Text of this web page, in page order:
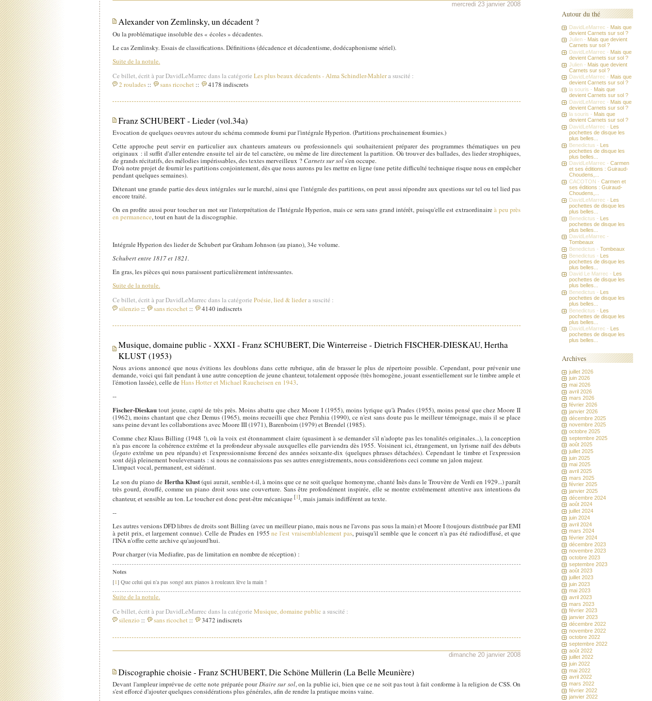
mercredi 23 janvier 2008
Alexander von Zemlinsky, un décadent ?
Ou la problématique insoluble des « écoles » décadentes.
Le cas Zemlinsky. Essais de classifications. Définitions (décadence et décadentisme, dodécaphonisme sériel).
Suite de la notule.
Ce billet, écrit à par DavidLeMarrec dans la catégorieLes plus beaux décadents-Alma Schindler-Mahlera suscité :
2 roulades :: sans ricochet :: 4178 indiscrets
Franz SCHUBERT - Lieder (vol.34a)
Evocation de quelques oeuvres autour du schéma commode fourni par l'intégrale Hyperion. (Partitions prochainement fournies.)
Cette approche peut servir en particulier aux chanteurs amateurs ou professionnels qui souhaiteraient préparer des programmes thématiques un peu
originaux : il suffit d'aller entendre ensuite tel air de tel caractère, ou même de lire directement la partition. Où trouver des ballades, des lieder strophiques,
de grands récitatifs, des mélodies impérissables, des textes merveilleux ? Carnets sur sols'en occupe.
D'où notre projet de fournir les partitions conjointement, dès que nous aurons pu les mettre en ligne (une petite difficulté technique risque nous en empêcher
pendant quelques semaines).
Détenant une grande partie des deux intégrales sur le marché, ainsi que l'intégrale des partitions, on peut aussi répondre aux questions sur tel ou tel lied pas
encore traité.
On en profite aussi pour toucher un mot sur l'interprétation de l'Intégrale Hyperion, mais ce sera sans grand intérêt, puisqu'elle est extraordinaireà peu près
en permanence, tout en haut de la discographie.
Intégrale Hyperion des lieder de Schubert par Graham Johnson (au piano), 34e volume.
Schubert entre 1817 et 1821.
En gras, les pièces qui nous paraissent particulièrement intéressantes.
Suite de la notule.
Ce billet, écrit à par DavidLeMarrec dans la catégoriePoésie, lied & liedera suscité :
silenzio :: sans ricochet :: 4140 indiscrets
Musique, domaine public - XXXI - Franz SCHUBERT, Die Winterreise - Dietrich FISCHER-DIESKAU, Hertha
KLUST (1953)
Nous avions annoncé que nous évitions les doublons dans cette rubrique, afin de brasser le plus de répertoire possible. Cependant, pour prévenir une
demande, voici qui fait pendant à une autre conception de jeune chanteur, totalement opposée (très homogène, jouant essentiellement sur le timbre ample et
l'émotion lassée), celle deHans Hotter et Michael Raucheisen en 1943.
--
Fischer-Dieskau tout jeune, capté de très près. Moins abattu que chez Moore I (1955), moins lyrique qu'à Prades (1955), moins pensé que chez Moore II
(1962), moins chantant que chez Demus (1965), moins recueilli que chez Perahia (1990), ce n'est sans doute pas le meilleur témoignage, mais il se place
sans peine devant les collaborations avec Moore III (1971), Barenboim (1979) et Brendel (1985).
Comme chez Klaus Billing (1948 !), où la voix est étonnamment claire (quasiment à se demander s'il n'adopte pas les tonalités originales...), la conception
n'a pas encore la cohérence extrême et la profondeur abyssale auxquelles elle parviendra dès 1955. Voisinent ici, étrangement, un lyrisme naïf des débuts
(legato extrême un peu répandu) et l'expressionnisme forcené des années soixante-dix (quelques phrases détachées). Cependant le timbre et l'expression
sont déjà pleinement bouleversants : si nous ne connaissions pas ses autres enregistrements, nous considèrerions ceci comme un jalon majeur.
L'impact vocal, permanent, est sidérant.
Le son du piano de Hertha Klust(qui aurait, semble-t-il, à moins que ce ne soit quelque homonyme, chanté Inès dans le Trouvère de Verdi en 1929...) paraît
très gourd, étouffé, comme un piano droit sous une couverture. Sans être profondément inspirée, elle se montre extrêmement attentive aux intentions du
chanteur, et sensible au ton. Le toucher est donc peut-être mécanique [ 1], mais jamais indifférent au texte.
--
Les autres versions DFD libres de droits sont Billing (avec un meilleur piano, mais nous ne l'avons pas sous la main) et Moore I (toujours distribuée par EMI
à petit prix, et largement connue). Celle de Prades en 1955ne l'est vraisemblablement pas, puisqu'il semble que le concert n'a pas été radiodiffusé, et que
l'INA n'offre cette archive qu'aujourd'hui.
Pour charger (via Mediafire, pas de limitation en nombre de réception) :
Notes
[1] Que celui qui n'a pas songé aux pianos à rouleaux lève la main !
Suite de la notule.
Ce billet, écrit à par DavidLeMarrec dans la catégorieMusique, domaine public a suscité :
silenzio :: sans ricochet :: 3472 indiscrets
dimanche 20 janvier 2008
Discographie choisie - Franz SCHUBERT, Die Schöne Müllerin (La Belle Meunière)
Devant l'ampleur imprévue de cette note préparée pourDiaire sur sol, on la publie ici, bien que ce ne soit pas tout à fait conforme à la religion de CSS. On
s'est efforcé d'ajouter quelques considérations plus générales, afin de rendre la pratique moins vaine.
Autour du thé
DavidLeMarrec - Mais que
devient Carnets sur sol ?
Julien - Mais que devient
Carnets sur sol ?
DavidLeMarrec - Mais que
devient Carnets sur sol ?
Julien - Mais que devient
Carnets sur sol ?
DavidLeMarrec - Mais que
devient Carnets sur sol ?
la souris - Mais que
devient Carnets sur sol ?
DavidLeMarrec - Mais que
devient Carnets sur sol ?
la souris - Mais que
devient Carnets sur sol ?
DavidLeMarrec - Les
pochettes de disque les
plus belles...
Benedictus - Les
pochettes de disque les
plus belles...
DavidLeMarrec -Carmen
et ses éditions : Guiraud-
Choudens,...
CACOTON -Carmen et
ses éditions : Guiraud-
Choudens,...
DavidLeMarrec - Les
pochettes de disque les
plus belles...
Benedictus - Les
pochettes de disque les
plus belles...
DavidLeMarrec -
Tombeaux
Benedictus -Tombeaux
Benedictus - Les
pochettes de disque les
plus belles...
David Le Marrec -
Les
pochettes de disque les
plus belles...
Benedictus - Les
pochettes de disque les
plus belles...
Benedictus - Les
pochettes de disque les
plus belles...
DavidLeMarrec -
Les
pochettes de disque les
plus belles...
Archives
juillet 2026
juin 2026
mai 2026
avril 2026
mars 2026
février 2026
janvier 2026
décembre 2025
novembre 2025
octobre 2025
septembre 2025
août 2025
juillet 2025
juin 2025
mai 2025
avril 2025
mars 2025
février 2025
janvier 2025
décembre 2024
août 2024
juillet 2024
juin 2024
avril 2024
mars 2024
février 2024
décembre 2023
novembre 2023
octobre 2023
septembre 2023
août 2023
juillet 2023
juin 2023
mai 2023
avril 2023
mars 2023
février 2023
janvier 2023
décembre 2022
novembre 2022
octobre 2022
septembre 2022
août 2022
juillet 2022
juin 2022
mai 2022
avril 2022
mars 2022
février 2022
janvier 2022